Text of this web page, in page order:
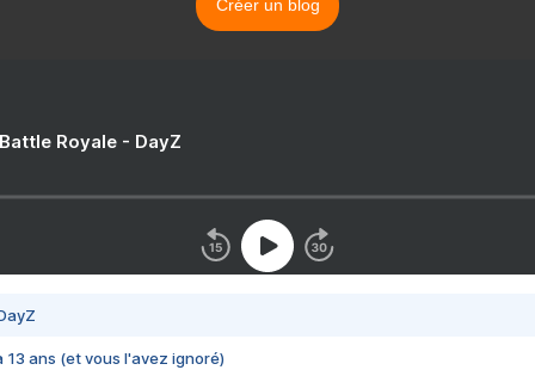
Créer un blog
Royale - DayZ
13 ans (et vous l'avez ignoré)